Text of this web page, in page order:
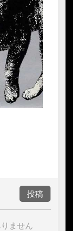
投稿
ません